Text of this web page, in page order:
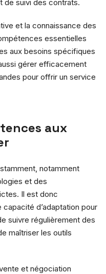
de suivi des contrats.
et la connaissance des
essentielles
aux besoins spécifiques
gérer efficacement
pour offrir un service
aux
notamment
et des
Il est donc
d’adaptation pour
suivre régulièrement des
maîtriser les outils
et négociation